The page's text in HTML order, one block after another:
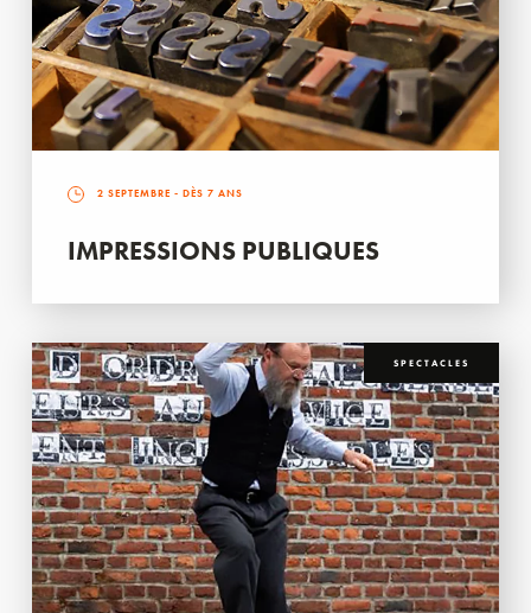
2 SEPTEMBRE - DÈS 7 ANS
IMPRESSIONS PUBLIQUES
SPECTACLES